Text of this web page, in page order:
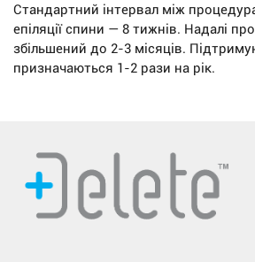
Стандартний інтервал між
епіляції спини — 8 тижнів. Надалі
збільшений до 2-3 місяців.
призначаються 1-2 рази на рік.